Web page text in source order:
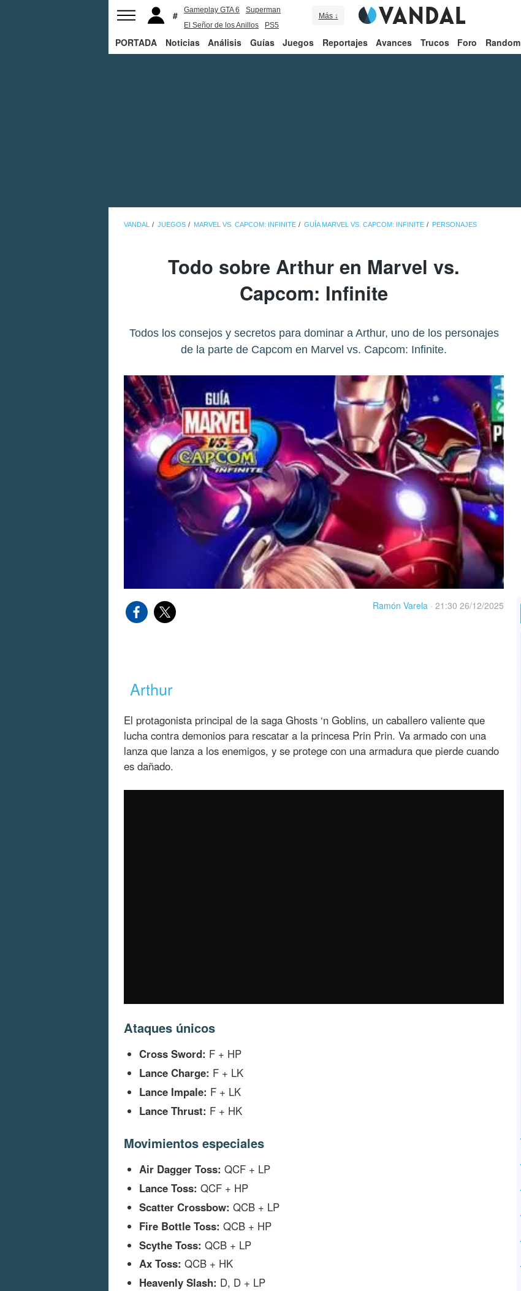
Gameplay GTA 6
Superman
El Señor de los Anillos
PS5
Más ↓
PORTADA Noticias Análisis Guías Juegos Reportajes Avances Trucos Foro Random
VANDAL JUEGOS MARVEL VS. CAPCOM: INFINITE GUÍA MARVEL VS. CAPCOM: INFINITE PERSONAJES
Todo sobre Arthur en Marvel vs.
Capcom: Infinite
Todos los consejos y secretos para dominar a Arthur, uno de los personajes
de la parte de Capcom en Marvel vs. Capcom: Infinite.
Ramón Varela · 21:30 26/12/2025
Arthur
El protagonista principal de la saga Ghosts ‘n Goblins, un caballero valiente que
lucha contra demonios para rescatar a la princesa Prin Prin. Va armado con una
lanza que lanza a los enemigos, y se protege con una armadura que pierde cuando
es dañado.
Ataques únicos
Cross Sword: F + HP
Lance Charge: F + LK
Lance Impale: F + LK
Lance Thrust: F + HK
Movimientos especiales
Air Dagger Toss: QCF + LP
Lance Toss: QCF + HP
Scatter Crossbow: QCB + LP
Fire Bottle Toss: QCB + HP
Scythe Toss: QCB + LP
Ax Toss: QCB + HK
Heavenly Slash: D, D + LP